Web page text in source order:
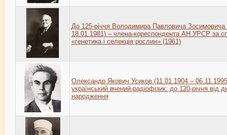
До 125-річчя Володимира Павловича Зосимовича
18.01.1981) – члена-кореспондента АН УРСР за
«генетика і селекція рослин» (1961)
Олександр Якович Усиков (11.01.1904 –
український вчений-радіофізик: до 120-річчя від
народження